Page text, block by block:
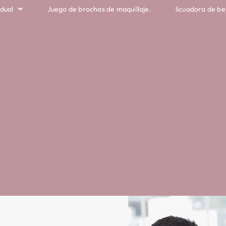
Juego de brochas de maquillaje. licuadora de